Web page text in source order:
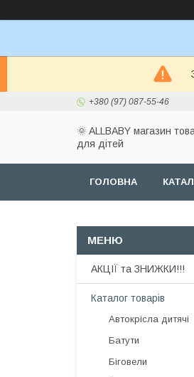
+380 (97) 087-55-46
🌞 ALLBABY магазин
для дітей
ГОЛОВНА
АКЦІЇ та ЗНИЖКИ!!!
Каталог товарів
Автокрісла дитячі
Батути
Біговели